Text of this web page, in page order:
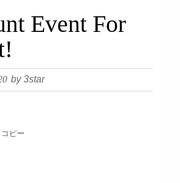
Event For
by 3star